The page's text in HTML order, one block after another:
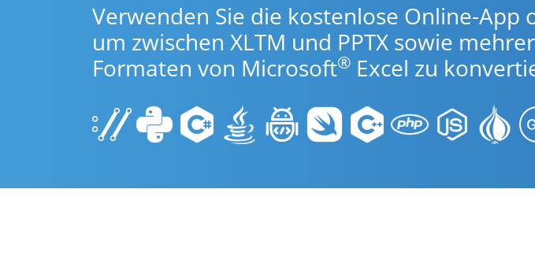
Verwenden Sie die kostenlose Online-App
um zwischen XLTM und PPTX sowie
Formaten von Microsoft® Excel zu